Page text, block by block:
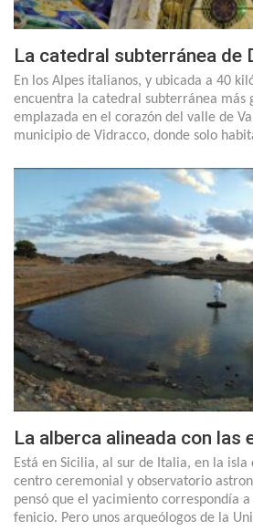
La catedral subterránea de
En los Alpes italianos, y ubicada a 40
encuentra la catedral subterránea más
emplazada en el corazón del valle de
municipio de Vidracco, donde solo
La alberca alineada con las
Está en Sicilia, al sur de Italia, en la isla
centro ceremonial y observatorio
pensó que el yacimiento correspondía
fenicio. Pero unos arqueólogos de la